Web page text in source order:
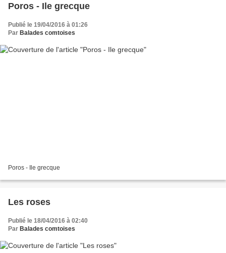
Poros - Ile grecque
Publié le 19/04/2016 à 01:26
Par Balades comtoises
Poros - Ile grecque
Les roses
Publié le 18/04/2016 à 02:40
Par Balades comtoises